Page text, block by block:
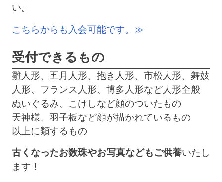
い。
こちらからも入会可能です。≫
受付できるもの
雛人形、五月人形、抱き人形、市松人形、舞妓
人形、フランス人形、博多人形など人形全般
ぬいぐるみ、こけしなど顔のついたもの
天神様、羽子板など顔が描かれているもの
以上に類するもの
古くなったお数珠やお写真などもご供養いたし
ます！